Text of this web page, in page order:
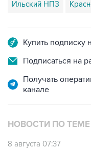
Ильский НПЗ
Купить подписку
Подписаться на
Получать
канале
НОВОСТИ ПО ТЕМЕ
8 августа 07:37